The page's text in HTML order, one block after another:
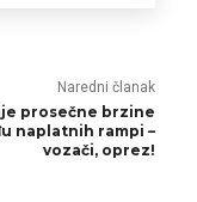
Naredni članak
prosečne brzine
naplatnih rampi –
vozači, oprez!